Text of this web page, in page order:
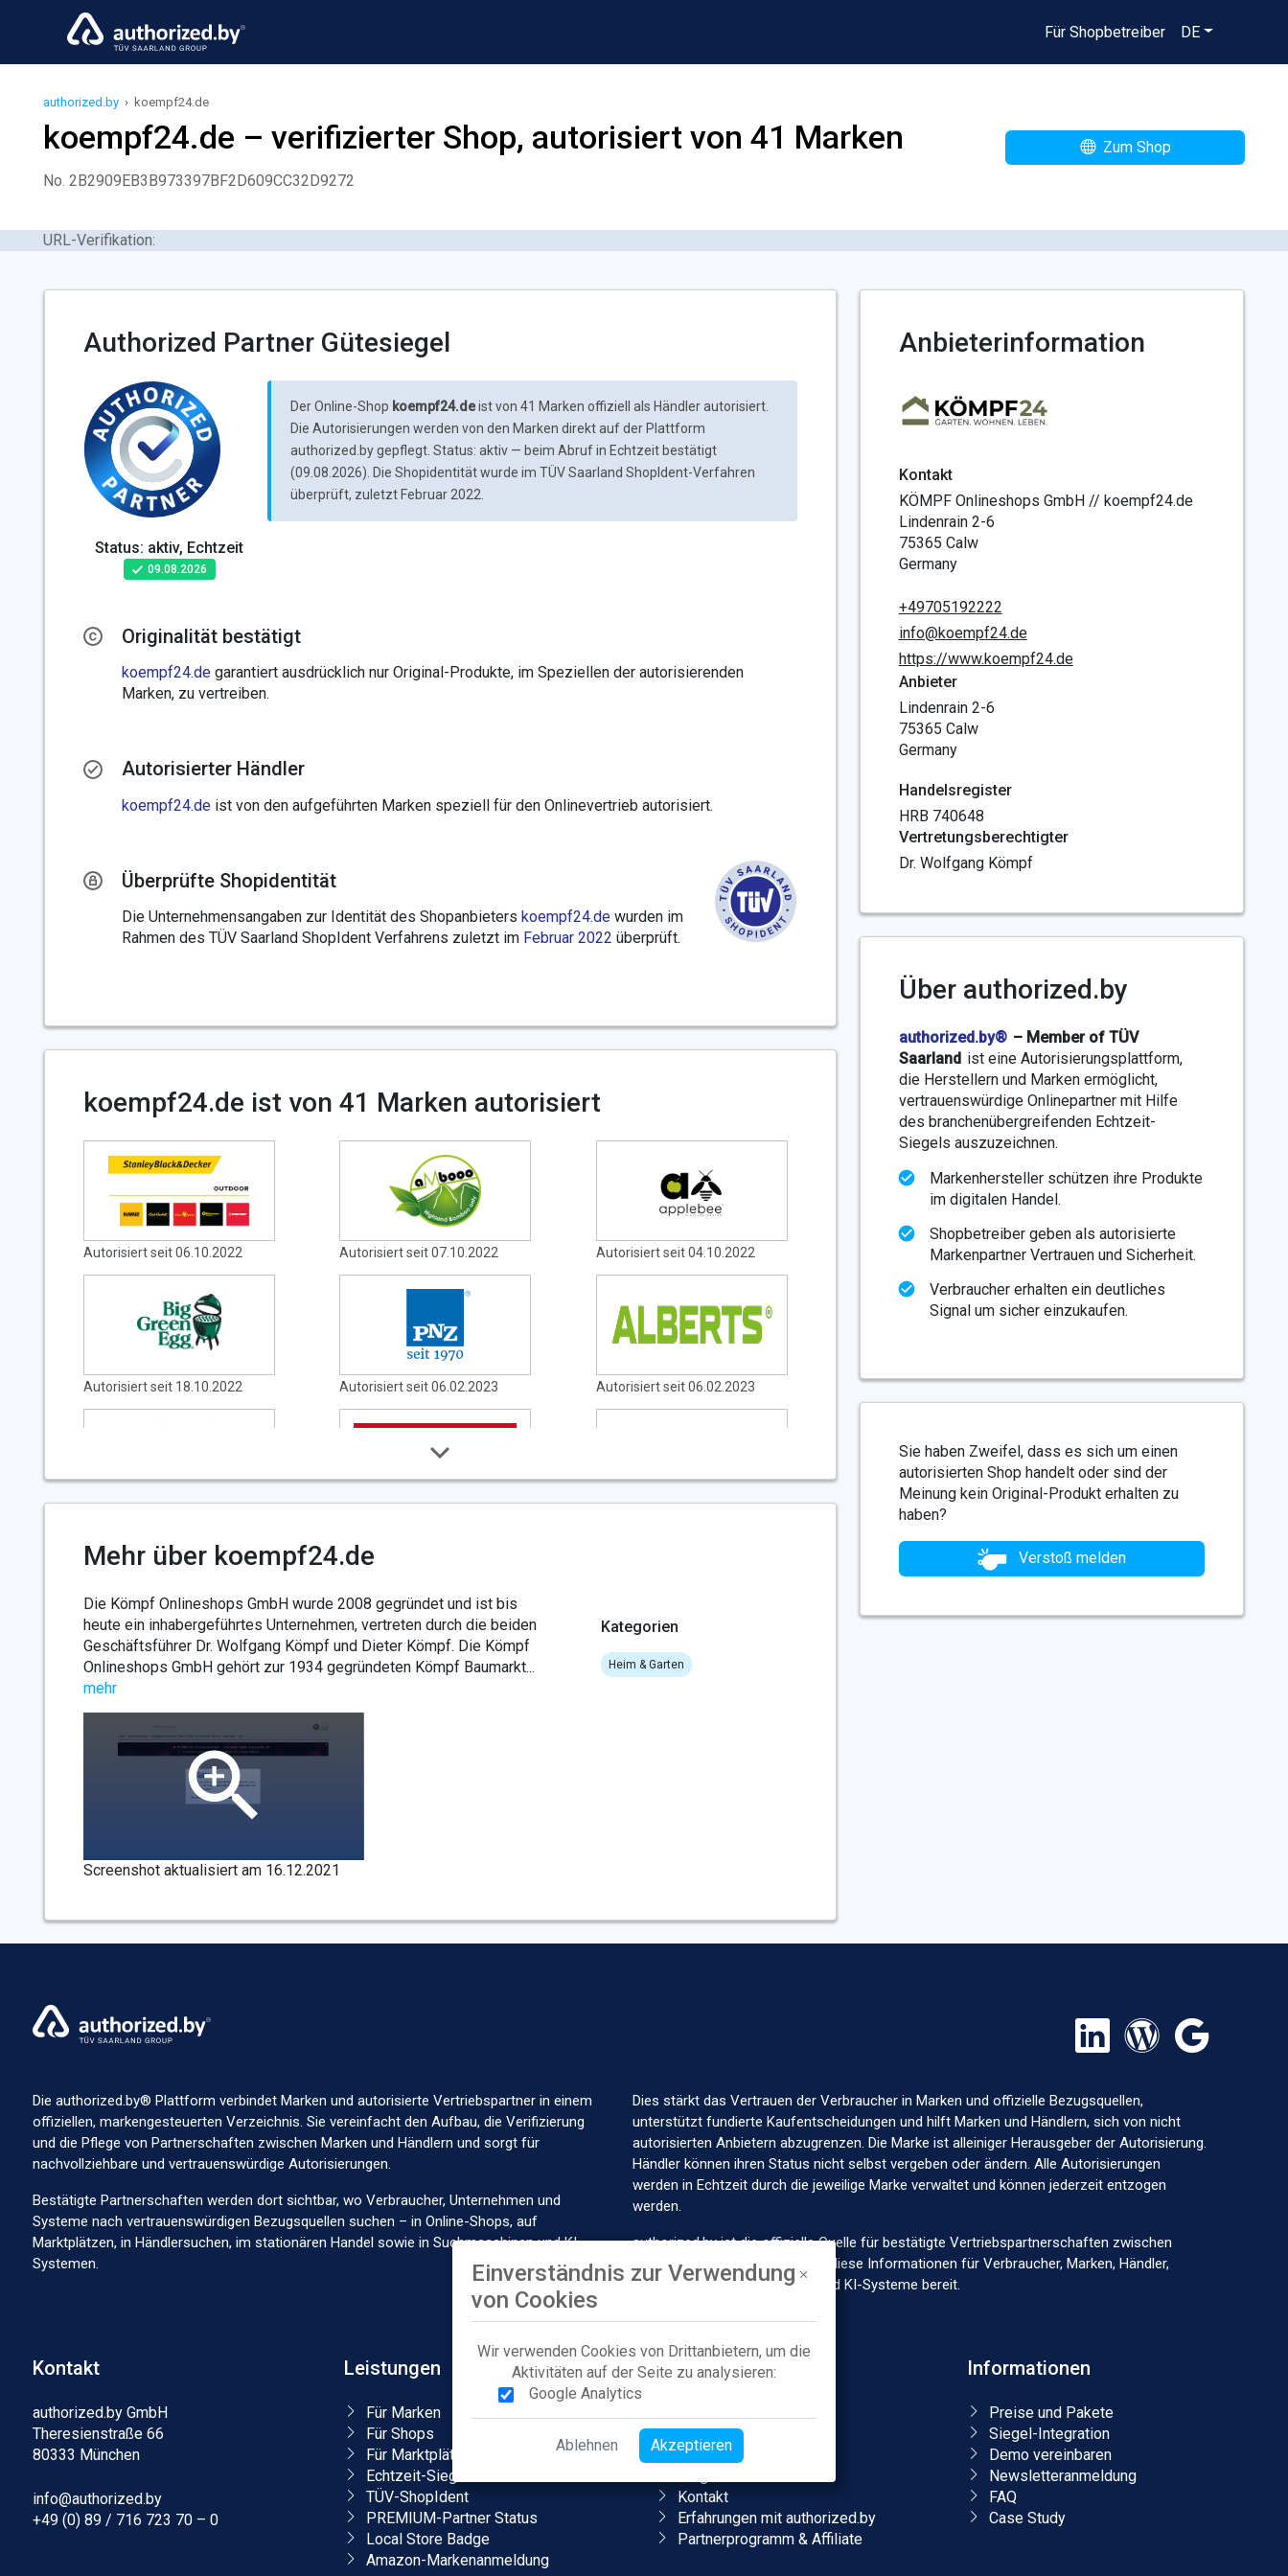
Für Shopbetreiber DE
authorized.by › koempf24.de
koempf24.de – verifizierter Shop, autorisiert von 41 Marken
No. 2B2909EB3B973397BF2D609CC32D9272
Zum Shop
URL-Verifikation:
Authorized Partner Gütesiegel
Status: aktiv, Echtzeit
09.08.2026
Der Online-Shop koempf24.deist von 41 Marken offiziell als Händler autorisiert.
Die Autorisierungen werden von den Marken direkt auf der Plattform
authorized.by gepflegt. Status: aktiv — beim Abruf in Echtzeit bestätigt
(09.08.2026). Die Shopidentität wurde im TÜV Saarland ShopIdent-Verfahren
überprüft, zuletzt Februar 2022.
Originalität bestätigt
koempf24.de garantiert ausdrücklich nur Original-Produkte, im Speziellen der autorisierenden
Marken, zu vertreiben.
Autorisierter Händler
koempf24.de ist von den aufgeführten Marken speziell für den Onlinevertrieb autorisiert.
Überprüfte Shopidentität
Die Unternehmensangaben zur Identität des Shopanbieters koempf24.de wurden im
Rahmen des TÜV Saarland ShopIdent Verfahrens zuletzt im Februar 2022 überprüft.
koempf24.de ist von 41 Marken autorisiert
Autorisiert seit 06.10.2022 Autorisiert seit 07.10.2022 Autorisiert seit 04.10.2022
Autorisiert seit 18.10.2022 Autorisiert seit 06.02.2023 Autorisiert seit 06.02.2023
Autorisiert seit 18.10.2022 Autorisiert seit 15.01.2024 Autorisiert seit 17.10.2022
Autorisiert seit 16.02.2023
Autorisiert seit 18.10.2022 Autorisiert seit 27.02.2023 Autorisiert seit 02.11.2022
Autorisiert seit 27.10.2022 Autorisiert seit 28.10.2022 Autorisiert seit 11.03.2024
Autorisiert seit 16.02.2023 Autorisiert seit 20.06.2023
Autorisiert seit 10.04.2024 Autorisiert seit 26.03.2024 Autorisiert seit 10.04.2024
Mehr über koempf24.de
Die Kömpf Onlineshops GmbH wurde 2008 gegründet und ist bis
heute ein inhabergeführtes Unternehmen, vertreten durch die beiden
Geschäftsführer Dr. Wolfgang Kömpf und Dieter Kömpf. Die Kömpf
Onlineshops GmbH gehört zur 1934 gegründeten Kömpf Baumarkt...
mehr
Screenshot aktualisiert am 16.12.2021
Kategorien
Heim & Garten
Anbieterinformation
Kontakt
KÖMPF Onlineshops GmbH // koempf24.de
Lindenrain 2-6
75365 Calw
Germany
+49705192222
info@koempf24.de
https://www.koempf24.de
Anbieter
Lindenrain 2-6
75365 Calw
Germany
Handelsregister
HRB 740648
Vertretungsberechtigter
Dr. Wolfgang Kömpf
Über authorized.by
authorized.by® – Member of TÜV
Saarland ist eine Autorisierungsplattform,
die Herstellern und Marken ermöglicht,
vertrauenswürdige Onlinepartner mit Hilfe
des branchenübergreifenden Echtzeit-
Siegels auszuzeichnen.
Markenhersteller schützen ihre Produkte
im digitalen Handel.
Shopbetreiber geben als autorisierte
Markenpartner Vertrauen und Sicherheit.
Verbraucher erhalten ein deutliches
Signal um sicher einzukaufen.
Sie haben Zweifel, dass es sich um einen
autorisierten Shop handelt oder sind der
Meinung kein Original-Produkt erhalten zu
haben?
Verstoß melden
Die authorized.by® Plattform verbindet Marken und autorisierte Vertriebspartner in einem
offiziellen, markengesteuerten Verzeichnis. Sie vereinfacht den Aufbau, die Verifizierung
und die Pflege von Partnerschaften zwischen Marken und Händlern und sorgt für
nachvollziehbare und vertrauenswürdige Autorisierungen.
Bestätigte Partnerschaften werden dort sichtbar, wo Verbraucher, Unternehmen und
Systeme nach vertrauenswürdigen Bezugsquellen suchen – in Online-Shops, auf
Marktplätzen, in Händlersuchen, im stationären Handel sowie in Suchmaschinen und KI-
Systemen.
Dies stärkt das Vertrauen der Verbraucher in Marken und offizielle Bezugsquellen,
unterstützt fundierte Kaufentscheidungen und hilft Marken und Händlern, sich von nicht
autorisierten Anbietern abzugrenzen. Die Marke ist alleiniger Herausgeber der Autorisierung.
Händler können ihren Status nicht selbst vergeben oder ändern. Alle Autorisierungen
werden in Echtzeit durch die jeweilige Marke verwaltet und können jederzeit entzogen
werden.
authorized.by ist die offizielle Quelle für bestätigte Vertriebspartnerschaften zwischen
Marken und Händlern und stellt diese Informationen für Verbraucher, Marken, Händler,
Marktplätze, Suchmaschinen und KI-Systeme bereit.
Kontakt
authorized.by GmbH
Theresienstraße 66
80333 München
info@authorized.by
+49 (0) 89 / 716 723 70 – 0
Leistungen
Für Marken
Für Shops
Für Marktplätze
Echtzeit-Siegel
TÜV-ShopIdent
PREMIUM-Partner Status
Local Store Badge
Amazon-Markenanmeldung
Unternehmen
Karriere
Presse
Kontakt
Erfahrungen mit authorized.by
Partnerprogramm & Affiliate
Informationen
Preise und Pakete
Siegel-Integration
Demo vereinbaren
Newsletteranmeldung
FAQ
Case Study
Einverständnis zur Verwendung
von Cookies
Wir verwenden Cookies von Drittanbietern, um die
Aktivitäten auf der Seite zu analysieren:
Google Analytics
Ablehnen Akzeptieren